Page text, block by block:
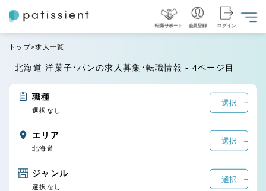
転職サポート 会員登録 ログイン
トップ 求人一覧
北海道 洋菓子・パンの求人募集・転職情報 - 4ページ目
職種
選択
選択なし
エリア
選択
北海道
ジャンル
選択
選択なし